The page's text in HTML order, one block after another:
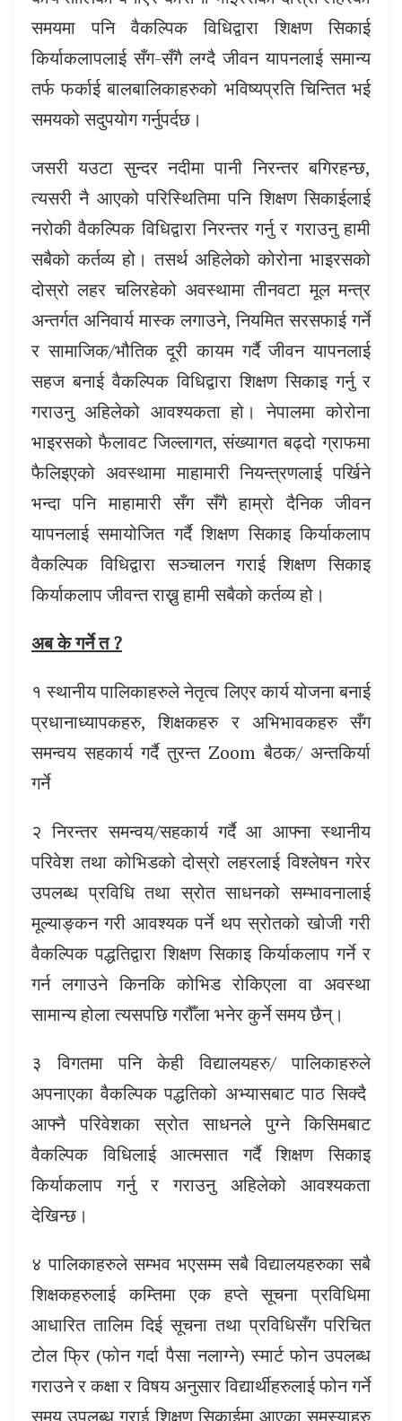
समयमा पनि वैकल्पिक विधिद्वारा शिक्षण सिकाई
किर्याकलापलाई सँग-सँगै लग्दै जीवन यापनलाई समान्य
तर्फ फर्काई बालबालिकाहरुको भविष्यप्रति चिन्तित भई
समयको सदुपयोग गर्नुपर्दछ।
जसरी यउटा सुन्दर नदीमा पानी निरन्तर बगिरहन्छ,
त्यसरी नै आएको परिस्थितिमा पनि शिक्षण सिकाईलाई
नरोकी वैकल्पिक विधिद्वारा निरन्तर गर्नु र गराउनु हामी
सबैको कर्तव्य हो। तसर्थ अहिलेको कोरोना भाइरसको
दोस्रो लहर चलिरहेको अवस्थामा तीनवटा मूल मन्त्र
अन्तर्गत अनिवार्य मास्क लगाउने, नियमित सरसफाई गर्ने
र सामाजिक/भौतिक दूरी कायम गर्दै जीवन यापनलाई
सहज बनाई वैकल्पिक विधिद्वारा शिक्षण सिकाइ गर्नु र
गराउनु अहिलेको आवश्यकता हो। नेपालमा कोरोना
भाइरसको फैलावट जिल्लागत, संख्यागत बढ्दो ग्राफमा
फैलिइएको अवस्थामा माहामारी नियन्त्रणलाई पर्खिने
भन्दा पनि माहामारी सँग सँगै हाम्रो दैनिक जीवन
यापनलाई समायोजित गर्दै शिक्षण सिकाइ किर्याकलाप
वैकल्पिक विधिद्वारा सञ्चालन गराई शिक्षण सिकाइ
किर्याकलाप जीवन्त राख्नु हामी सबैको कर्तव्य हो।
अब के गर्ने त?
१ स्थानीय पालिकाहरुले नेतृत्व लिएर कार्य योजना बनाई
प्रधानाध्यापकहरु, शिक्षकहरु र अभिभावकहरु सँग
समन्वय सहकार्य गर्दै तुरन्त Zoom बैठक/ अन्तकिर्या
गर्ने
२ निरन्तर समन्वय/सहकार्य गर्दै आ आफ्ना स्थानीय
परिवेश तथा कोभिडको दोस्रो लहरलाई विश्लेषन गरेर
उपलब्ध प्रविधि तथा स्रोत साधनको सम्भावनालाई
मूल्याङ्कन गरी आवश्यक पर्ने थप स्रोतको खोजी गरी
वैकल्पिक पद्धतिद्वारा शिक्षण सिकाइ किर्याकलाप गर्ने र
गर्न लगाउने किनकि कोभिड रोकिएला वा अवस्था
सामान्य होला त्यसपछि गरौँला भनेर कुर्ने समय छैन्।
३ विगतमा पनि केही विद्यालयहरु/ पालिकाहरुले
अपनाएका वैकल्पिक पद्धतिको अभ्यासबाट पाठ सिक्दै
आफ्नै परिवेशका स्रोत साधनले पुग्ने किसिमबाट
वैकल्पिक विधिलाई आत्मसात गर्दै शिक्षण सिकाइ
किर्याकलाप गर्नु र गराउनु अहिलेको आवश्यकता
देखिन्छ।
४ पालिकाहरुले सम्भव भएसम्म सबै विद्यालयहरुका सबै
शिक्षकहरुलाई कम्तिमा एक हप्ते सूचना प्रविधिमा
आधारित तालिम दिई सूचना तथा प्रविधिसँग परिचित
टोल फ्रि (फोन गर्दा पैसा नलाग्ने) स्मार्ट फोन उपलब्ध
गराउने र कक्षा र विषय अनुसार विद्यार्थीहरुलाई फोन गर्ने